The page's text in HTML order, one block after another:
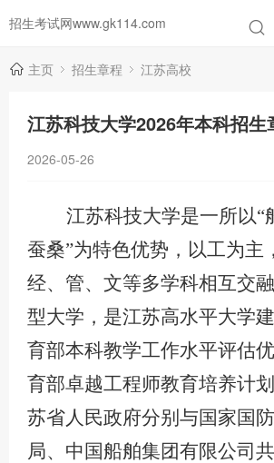
招生考试网www.gk114.com
主页 招生章程 江苏高校
江苏科技大学2026年本科招生
2026-05-26
江苏科技大学是一所以“
蚕桑”为特色优势，以工为主
经、管、文等多学科相互交
型大学，是江苏高水平大学
育部本科教学工作水平评估
育部卓越工程师教育培养计
苏省人民政府分别与国家国
局、中国船舶集团有限公司